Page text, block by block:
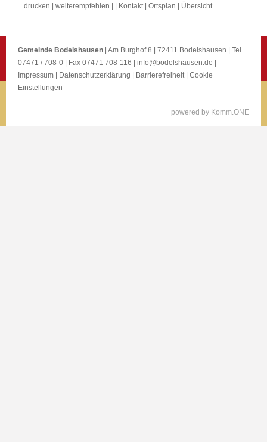
drucken weiterempfehlen Kontakt| Ortsplan Übersicht
Gemeinde Bodelshausen | Am Burghof 8 | 72411 Bodelshausen | Tel
07471 / 708-0 | Fax 07471 708-116 | info@bodelshausen.de
Impressum
Datenschutzerklärung Barrierefreiheit| Cookie
Einstellungen
powered by Komm.ONE